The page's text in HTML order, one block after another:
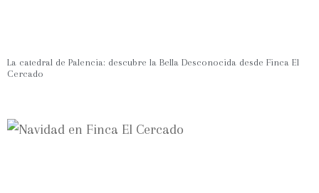
La catedral de Palencia: descubre la Bella Desconocida desde Finca El
Cercado